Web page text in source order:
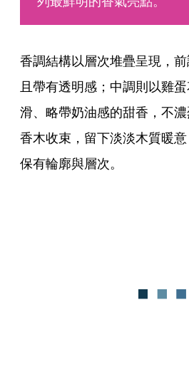
香調結構以層次堆疊呈現，
且帶有透明感；中調則以雞
滑、略帶奶油感的甜香，不
香木收束，留下淡淡木質暖
保有輪廓與層次。